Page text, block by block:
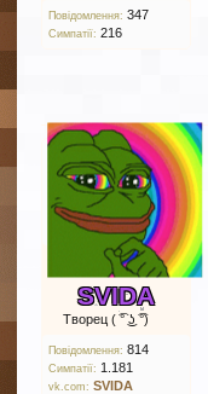
Повідомлення: 347
Симпатії: 216
SVIDA
Творец ( ͡° ͜ʖ ͡°)
Повідомлення: 814
Симпатії: 1.181
vk.com: SVIDA